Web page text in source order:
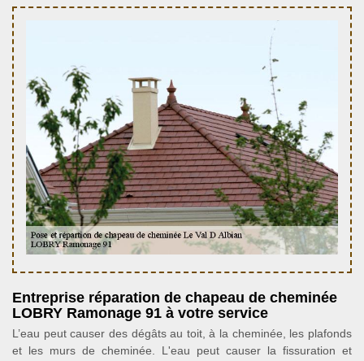
Entreprise réparation de chapeau de cheminée
LOBRY Ramonage 91 à votre service
L’eau peut causer des dégâts au toit, à la cheminée, les plafonds
et les murs de cheminée. L'eau peut causer la fissuration et